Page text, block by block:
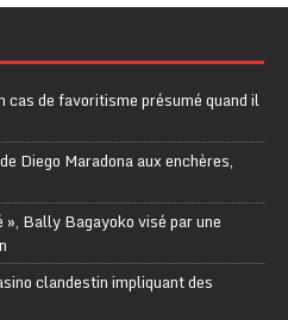
de favoritisme présumé quand il
Diego Maradona aux enchères,
», Bally Bagayoko visé par une
clandestin impliquant des